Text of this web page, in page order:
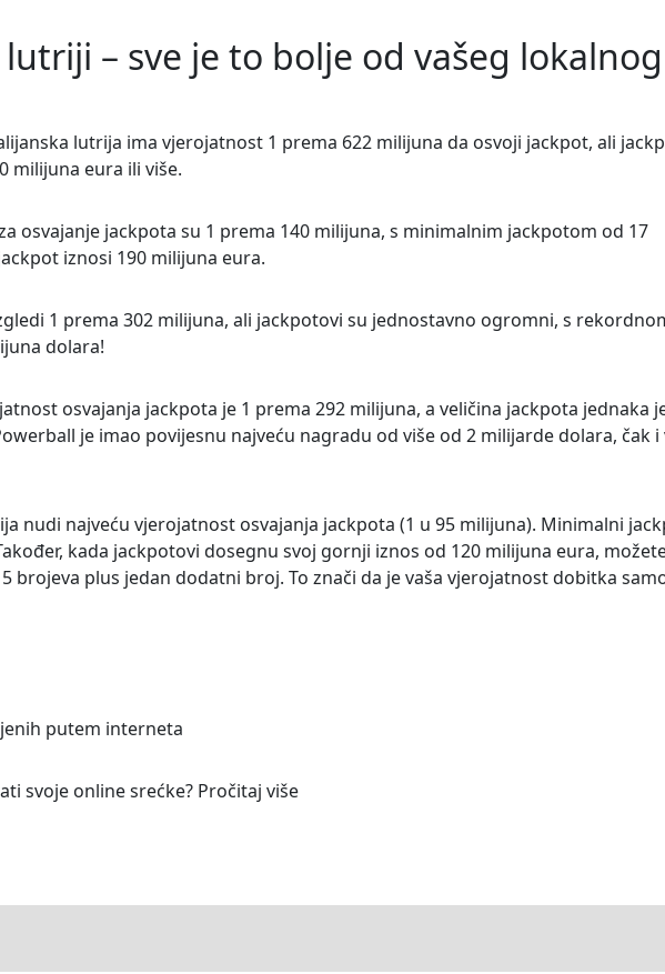
– sve je to bolje od vašeg lokalnog
lutrija ima vjerojatnost 1 prema 622 milijuna da osvoji jackpot, ali
milijuna eura ili više.
osvajanje jackpota su 1 prema 140 milijuna, s minimalnim jackpotom od 17
iznosi 190 milijuna eura.
1 prema 302 milijuna, ali jackpotovi su jednostavno ogromni, s
dolara!
osvajanja jackpota je 1 prema 292 milijuna, a veličina jackpota jednaka
je imao povijesnu najveću nagradu od više od 2 milijarde dolara, čak i
nudi najveću vjerojatnost osvajanja jackpota (1 u 95 milijuna). Minimalni
kada jackpotovi dosegnu svoj gornji iznos od 120 milijuna eura,
brojeva plus jedan dodatni broj. To znači da je vaša vjerojatnost dobitka
putem interneta
svoje online srećke? Pročitaj više